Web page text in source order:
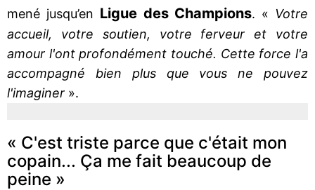
mené jusqu’en Ligue des Champions. « Votre
accueil, votre soutien, votre ferveur et votre
amour l'ont profondément touché. Cette force l'a
accompagné bien plus que vous ne pouvez
l'imaginer ».
« C'est triste parce que c'était mon
copain... Ça me fait beaucoup de
peine »